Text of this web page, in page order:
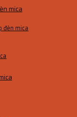
mica
đèn mica